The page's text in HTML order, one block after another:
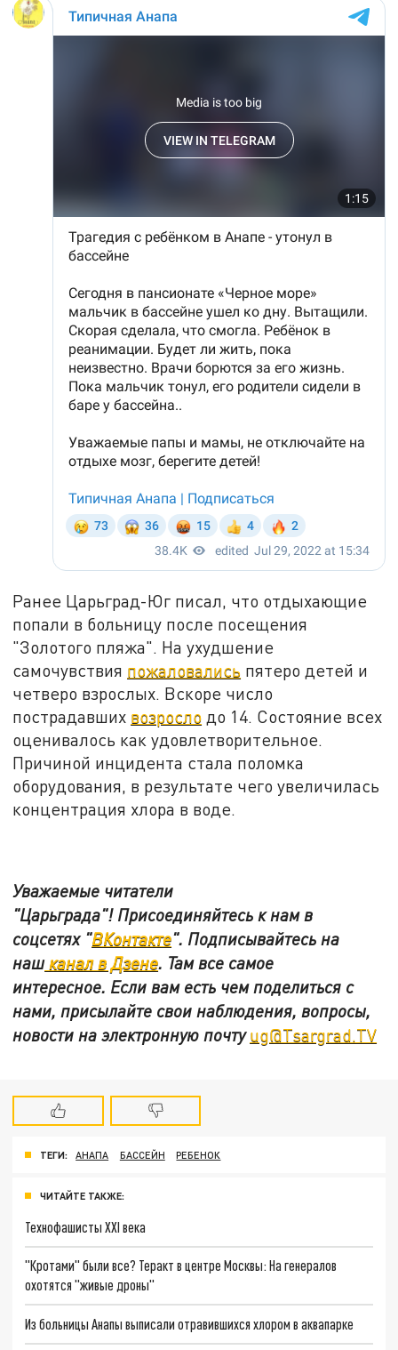
Ранее Царьград-Юг писал, что отдыхающие
попали в больницу после посещения
"Золотого пляжа". На ухудшение
самочувствия пожаловались пятеро детей и
четверо взрослых. Вскоре число
пострадавших возросло до 14. Состояние всех
оценивалось как удовлетворительное.
Причиной инцидента стала поломка
оборудования, в результате чего увеличилась
концентрация хлора в воде.
Уважаемые читатели
"Царьграда"! Присоединяйтесь к нам в
соцсетях "ВКонтакте". Подписывайтесь на
нашканал в Дзене. Там все самое
интересное. Если вам есть чем поделиться с
нами, присылайте свои наблюдения, вопросы,
новости на электронную почтуug@Tsargrad.TV
ТЕГИ: АНАПА БАССЕЙН РЕБЕНОК
ЧИТАЙТЕ ТАКЖЕ:
Технофашисты XXI века
"Кротами" были все? Теракт в центре Москвы: На генералов
охотятся "живые дроны"
Из больницы Анапы выписали отравившихся хлором в аквапарке